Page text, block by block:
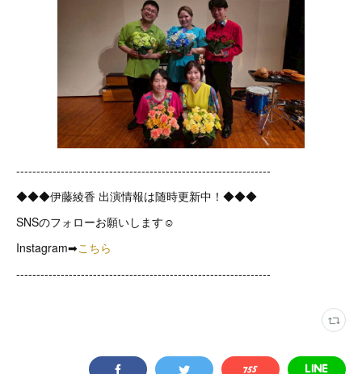
---------------------------------------------------------------
◆◆◆伊藤綾香 出演情報は随時更新中！◆◆◆
SNSのフォローお願いします☺
Instagram➡こちら
---------------------------------------------------------------